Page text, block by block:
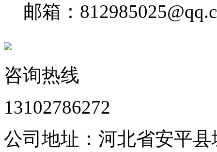
邮箱：
咨询热线
13102786272
公司地址：河北省安平